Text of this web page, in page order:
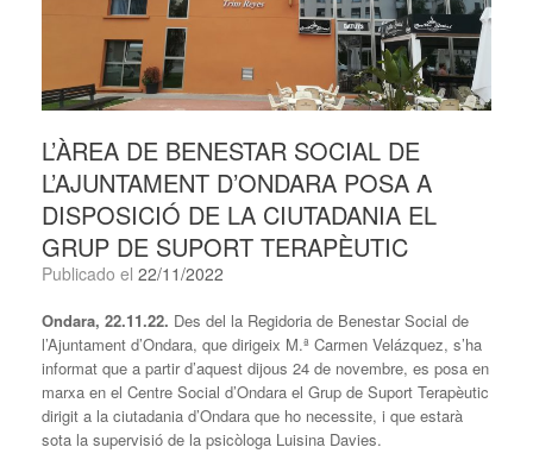
L’ÀREA DE BENESTAR SOCIAL DE
L’AJUNTAMENT D’ONDARA POSA A
DISPOSICIÓ DE LA CIUTADANIA EL
GRUP DE SUPORT TERAPÈUTIC
Publicado el 22/11/2022
Ondara, 22.11.22. Des del la Regidoria de Benestar Social de
l’Ajuntament d’Ondara, que dirigeix M.ª Carmen Velázquez, s’ha
informat que a partir d’aquest dijous 24 de novembre, es posa en
marxa en el Centre Social d’Ondara el Grup de Suport Terapèutic
dirigit a la ciutadania d’Ondara que ho necessite, i que estarà
sota la supervisió de la psicòloga Luisina Davies.